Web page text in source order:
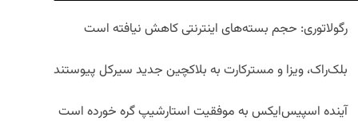
رگولاتوری: حجم بسته‌های اینترنتی کاهش نیافته است
بلک‌راک، ویزا و مسترکارت به بلاکچین جدید سیرکل پیوستند
آینده اسپیس‌ایکس به موفقیت استارشیپ گره خورده است